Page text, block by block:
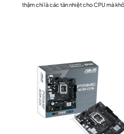
thậm chí là các tản nhiệt cho CPU mà